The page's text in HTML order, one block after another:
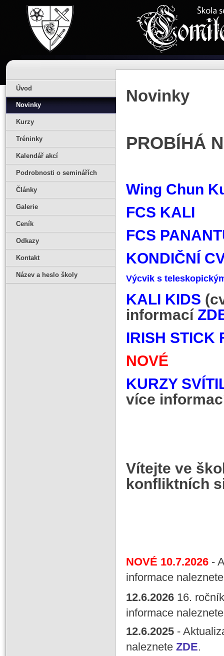
Úvod
Novinky
Kurzy
Tréninky
Kalendář akcí
Podrobnosti o seminářích
Články
Galerie
Ceník
Odkazy
Kontakt
Název a heslo školy
Novinky
PROBÍHÁ
Wing Chun
FCS KALI
FCS
KONDIČNÍ
Výcvik s
KALI KIDS
informací
IRISH STICK
NOVÉ
KURZY
více
Vítejte ve
konfliktních
NOVÉ 10.7.2026 -
informace
12.6.2026 16.
informace
12.6.2025 -
naleznete ZDE.